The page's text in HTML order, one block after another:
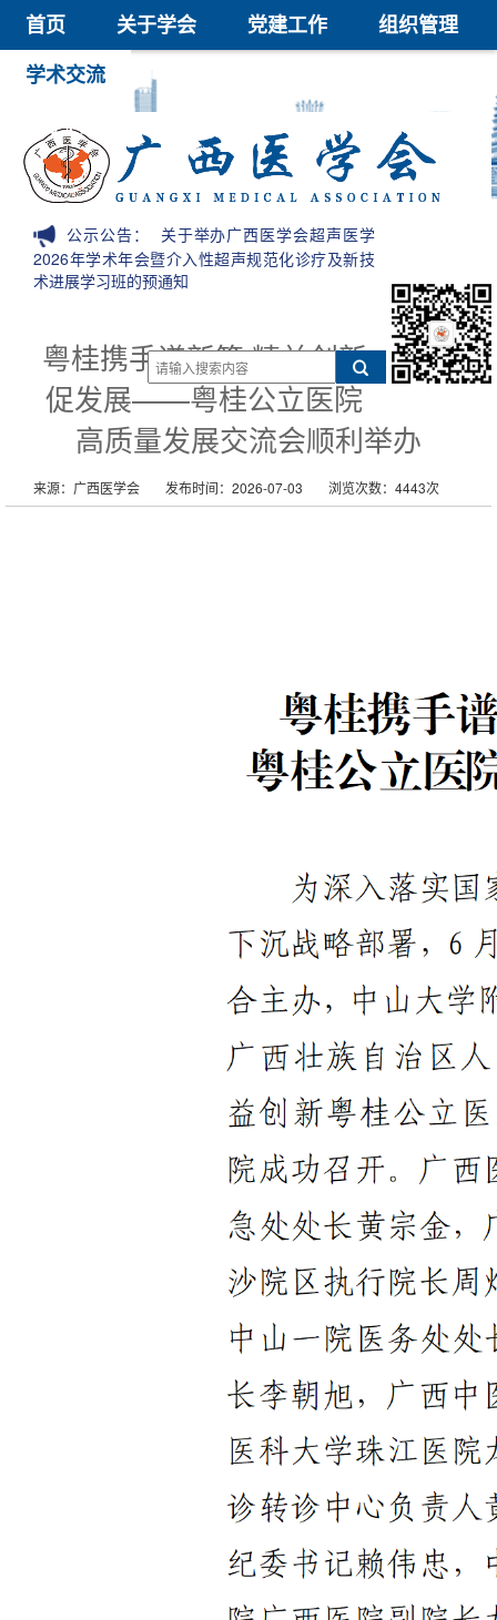
首页 关于学会 党建工作
组织管理
学术交流
继续教育
医学科技奖
信息公开
公示公告： 关于举办广西医学会超声医学
2026年学术年会暨介入性超声规范化诊疗及新技
术进展学习班的预通知
粤桂携手谱新篇 精益创新
促发展——粤桂公立医院
高质量发展交流会顺利举办
来源：广西医学会 发布时间：2026-07-03 浏览次数：4443次